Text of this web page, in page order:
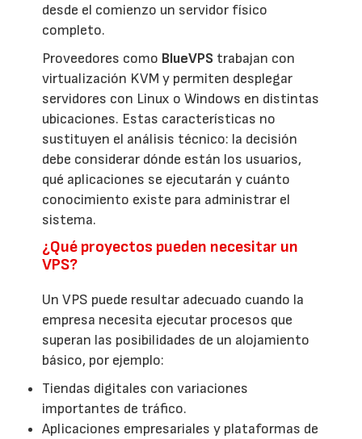
desde el comienzo un servidor físico
completo.
Proveedores como BlueVPS trabajan con
virtualización KVM y permiten desplegar
servidores con Linux o Windows en distintas
ubicaciones. Estas características no
sustituyen el análisis técnico: la decisión
debe considerar dónde están los usuarios,
qué aplicaciones se ejecutarán y cuánto
conocimiento existe para administrar el
sistema.
¿Qué proyectos pueden necesitar un
VPS?
Un VPS puede resultar adecuado cuando la
empresa necesita ejecutar procesos que
superan las posibilidades de un alojamiento
básico, por ejemplo:
Tiendas digitales con variaciones
importantes de tráfico.
Aplicaciones empresariales y plataformas de